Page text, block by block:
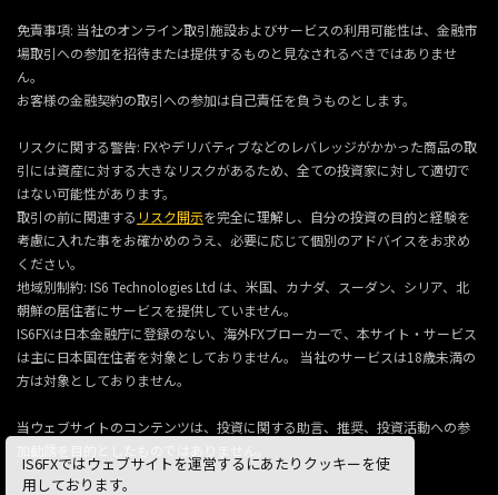
IS6FXではウェブサイトを運営するにあたりクッキーを使
用しております。
免責事項: 当社のオンライン取引施設およびサービスの利用可能性は、金融市
場取引への参加を招待または提供するものと見なされるべきではありませ
ん。
お客様の金融契約の取引への参加は自己責任を負うものとします。
リスクに関する警告: FXやデリバティブなどのレバレッジがかかった商品の取
引には資産に対する大きなリスクがあるため、全ての投資家に対して適切で
はない可能性があります。
取引の前に関連する リスク開示を完全に理解し、自分の投資の目的と経験を
考慮に入れた事をお確かめのうえ、必要に応じて個別のアドバイスをお求め
ください。
地域別制約: IS6 Technologies Ltd は、米国、カナダ、スーダン、シリア、北
朝鮮の居住者にサービスを提供していません。
IS6FXは日本金融庁に登録のない、海外FXブローカーで、本サイト・サービス
は主に日本国在住者を対象としておりません。 当社のサービスは18歳未満の
方は対象としておりません。
当ウェブサイトのコンテンツは、投資に関する助言、推奨、投資活動への参